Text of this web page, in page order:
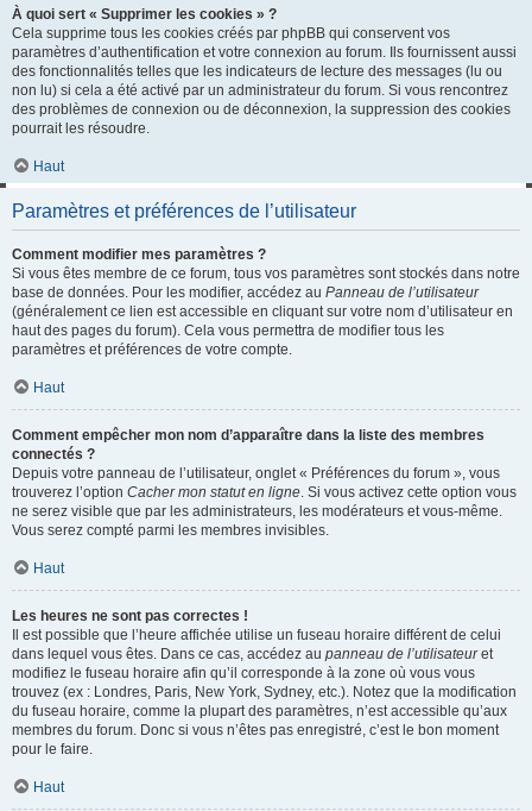
À quoi sert « Supprimer les cookies » ?
Cela supprime tous les cookies créés par phpBB qui conservent vos
paramètres d’authentification et votre connexion au forum. Ils fournissent aussi
des fonctionnalités telles que les indicateurs de lecture des messages (lu ou
non lu) si cela a été activé par un administrateur du forum. Si vous rencontrez
des problèmes de connexion ou de déconnexion, la suppression des cookies
pourrait les résoudre.
Haut
Paramètres et préférences de l’utilisateur
Comment modifier mes paramètres ?
Si vous êtes membre de ce forum, tous vos paramètres sont stockés dans notre
base de données. Pour les modifier, accédez au Panneau de l’utilisateur
(généralement ce lien est accessible en cliquant sur votre nom d’utilisateur en
haut des pages du forum). Cela vous permettra de modifier tous les
paramètres et préférences de votre compte.
Haut
Comment empêcher mon nom d’apparaître dans la liste des membres
connectés ?
Depuis votre panneau de l’utilisateur, onglet « Préférences du forum », vous
trouverez l’option Cacher mon statut en ligne. Si vous activez cette option vous
ne serez visible que par les administrateurs, les modérateurs et vous-même.
Vous serez compté parmi les membres invisibles.
Haut
Les heures ne sont pas correctes !
Il est possible que l’heure affichée utilise un fuseau horaire différent de celui
dans lequel vous êtes. Dans ce cas, accédez au panneau de l’utilisateuret
modifiez le fuseau horaire afin qu’il corresponde à la zone où vous vous
trouvez (ex : Londres, Paris, New York, Sydney, etc.). Notez que la modification
du fuseau horaire, comme la plupart des paramètres, n’est accessible qu’aux
membres du forum. Donc si vous n’êtes pas enregistré, c’est le bon moment
pour le faire.
Haut